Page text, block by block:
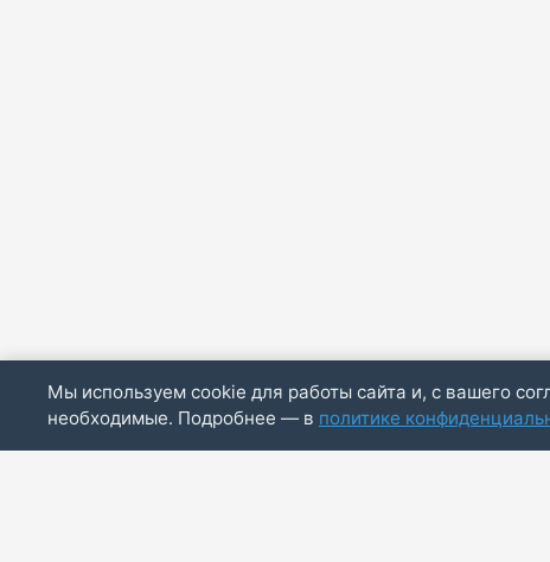
Мы используем cookie для работы сайта и, с вашего
необходимые. Подробнее — в политике